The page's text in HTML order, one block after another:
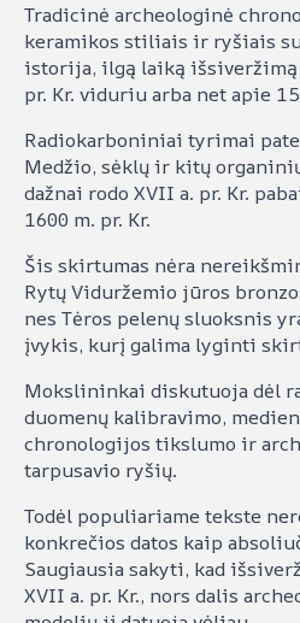
Tradicinė archeologinė
keramikos stiliais ir ryšiais
istorija, ilgą laiką išsiveržimą
pr. Kr. viduriu arba net apie
Radiokarboniniai tyrimai
Medžio, sėklų ir kitų
dažnai rodo XVII a. pr. Kr.
1600 m. pr. Kr.
Šis skirtumas nėra
Rytų Viduržemio jūros
nes Tėros pelenų sluoksnis
įvykis, kurį galima lyginti
Mokslininkai diskutuoja dėl
duomenų kalibravimo,
chronologijos tikslumo ir
tarpusavio ryšių.
Todėl populiariame tekste
konkrečios datos kaip
Saugiausia sakyti, kad
XVII a. pr. Kr., nors dalis